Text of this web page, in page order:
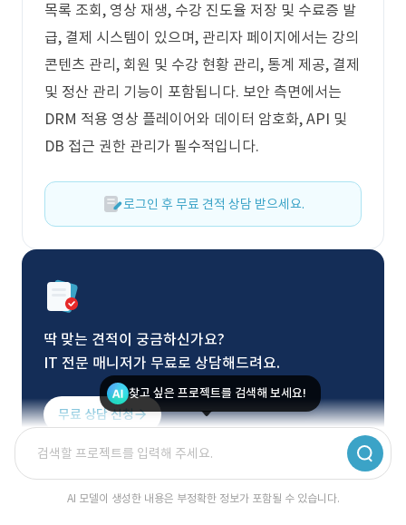
목록 조회, 영상 재생, 수강 진도율 저장 및 수료증 발
급, 결제 시스템이 있으며, 관리자 페이지에서는 강의
콘텐츠 관리, 회원 및 수강 현황 관리, 통계 제공, 결제
및 정산 관리 기능이 포함됩니다. 보안 측면에서는
DRM 적용 영상 플레이어와 데이터 암호화, API 및
DB 접근 권한 관리가 필수적입니다.
로그인 후 무료 견적 상담 받으세요.
딱 맞는 견적이 궁금하신가요?
IT 전문 매니저가 무료로 상담해드려요.
무료 상담 신청
찾고 싶은 프로젝트를 검색해 보세요!
AI 모델이 생성한 내용은 부정확한 정보가 포함될 수 있습니다.